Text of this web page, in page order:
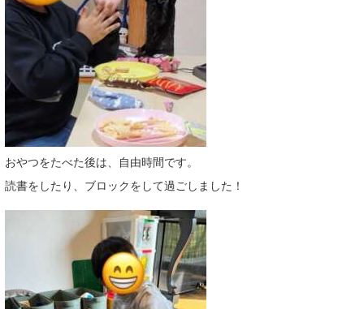
おやつをたべた後は、自由時間です。
読書をしたり、ブロックをして過ごしました！